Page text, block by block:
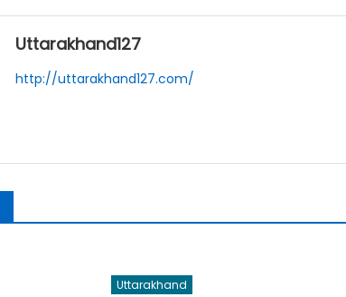
Uttarakhand127
http://uttarakhand127.com/
Uttarakhand